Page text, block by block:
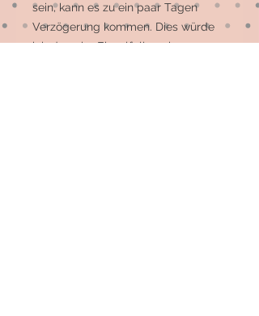
sein, kann es zu ein paar Tagen
Verzögerung kommen. Dies würde
ich dann im Einzelfall nach